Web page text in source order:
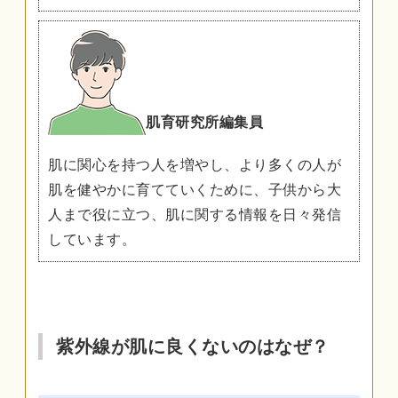
肌育研究所編集員
肌に関心を持つ人を増やし、より多くの人が
肌を健やかに育てていくために、子供から大
人まで役に立つ、肌に関する情報を日々発信
しています。
紫外線が肌に良くないのはなぜ？